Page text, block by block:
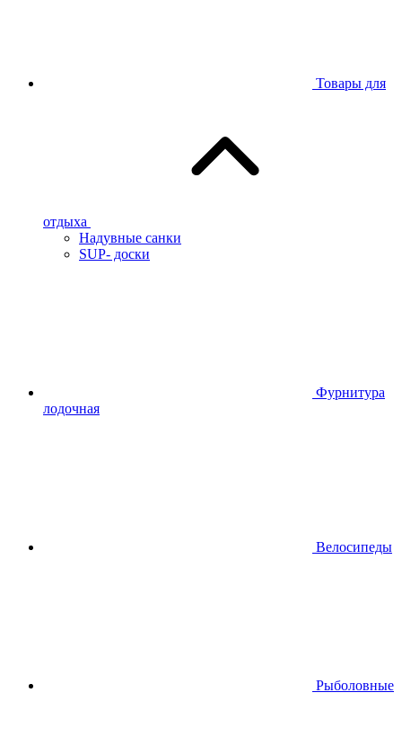
Товары для
отдыха
Надувные санки
SUP- доски
Фурнитура
лодочная
Велосипеды
Рыболовные